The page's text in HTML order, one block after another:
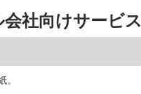
社向けサービス